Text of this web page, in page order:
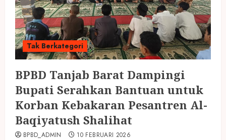
Tak Berkategori
BPBD Tanjab Barat Dampingi
Bupati Serahkan Bantuan untuk
Korban Kebakaran Pesantren Al-
Baqiyatush Shalihat
BPBD_ADMIN 10 FEBRUARI 2026